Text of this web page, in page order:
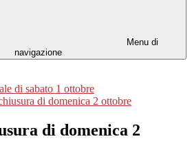
Menu di
navigazione
di sabato 1 ottobre
di domenica 2 ottobre
di domenica 2